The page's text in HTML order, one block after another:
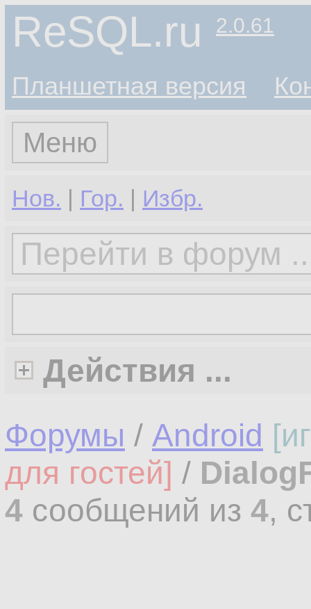
ReSQL.ru 2.0.61
Планшетная версия
Меню
Нов. | Гор. | Избр.
Действия ...
Форумы / Android
для гостей] /
4 сообщений из 4,